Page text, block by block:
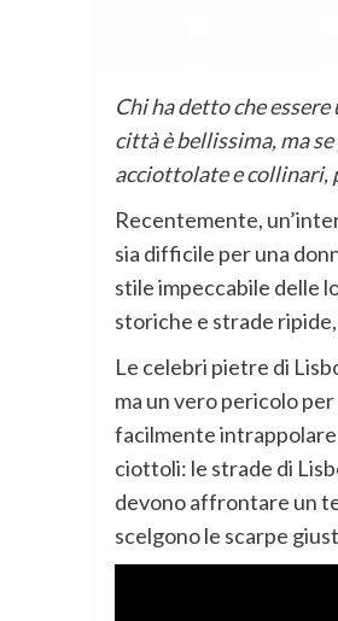
Chi ha detto che
città è bellissima, ma
acciottolate e
Recentemente,
sia difficile per una
stile impeccabile delle
storiche e strade
Le celebri pietre di
ma un vero pericolo
facilmente intrappolare
ciottoli: le strade di
devono affrontare un
scelgono le scarpe